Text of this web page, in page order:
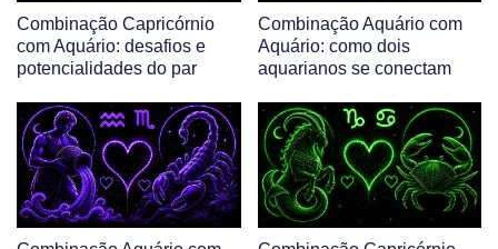
Combinação Capricórnio
com Aquário: desafios e
potencialidades do par
Combinação Aquário com
Aquário: como dois
aquarianos se conectam